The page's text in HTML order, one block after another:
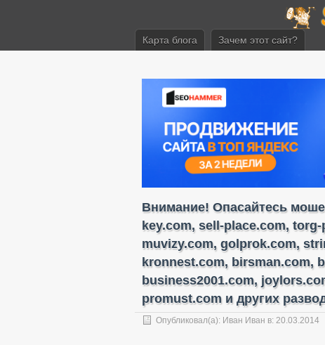
Карта блога Зачем этот сайт?
Внимание! Опасайтесь
key.com, sell-place.com,
muvizy.com, golprok.com,
kronnest.com, birsman.com,
business2001.com,
promust.com и других
Опубликовал(а): Иван Иван в: 20.03.2014